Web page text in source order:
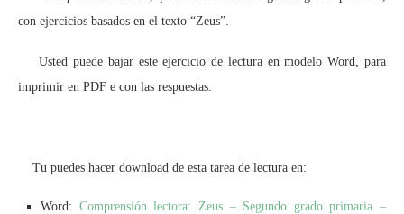
con ejercicios basados en el texto “Zeus”.
Usted puede bajar este ejercicio de lectura en modelo Word, para
imprimir en PDF e con las respuestas.
Tu puedes hacer download de esta tarea de lectura en:
Word: Comprensión lectora: Zeus – Segundo grado primaria –